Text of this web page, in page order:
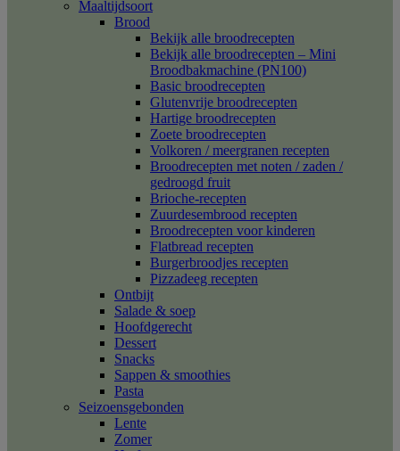
Maaltijdsoort
Brood
Bekijk alle broodrecepten
Bekijk alle broodrecepten – Mini
Broodbakmachine (PN100)
Basic broodrecepten
Glutenvrije broodrecepten
Hartige broodrecepten
Zoete broodrecepten
Volkoren / meergranen recepten
Broodrecepten met noten / zaden /
gedroogd fruit
Brioche-recepten
Zuurdesembrood recepten
Broodrecepten voor kinderen
Flatbread recepten
Burgerbroodjes recepten
Pizzadeeg recepten
Ontbijt
Salade & soep
Hoofdgerecht
Dessert
Snacks
Sappen & smoothies
Pasta
Seizoensgebonden
Lente
Zomer